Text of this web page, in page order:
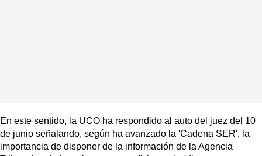
En este sentido, la UCO ha respondido al auto del juez del 10
de junio señalando, según ha avanzado la 'Cadena SER', la
importancia de disponer de la información de la Agencia